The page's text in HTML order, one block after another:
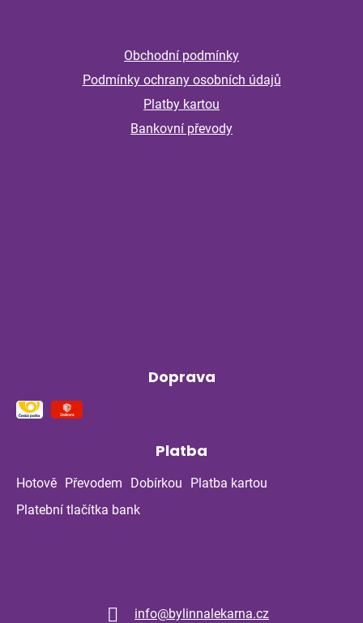
Obchodní podmínky
Podmínky ochrany osobních údajů
Platby kartou
Bankovní převody
Doprava
Platba
Hotově Převodem Dobírkou
Platba kartou
Platební tlačítka bank
info@bylinnalekarna.cz